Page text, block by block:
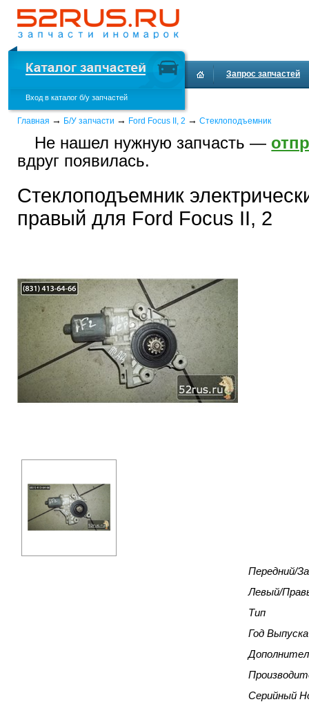
Вход в каталог б/у запчастей
Запрос запчастей
Главная → Б/У запчасти → Ford Focus II, 2 → Стеклоподъемник
Не нашел нужную запчасть —
вдруг появилась.
Стеклоподъемник
правый для Ford Focus II, 2
Передний/
Левый/
Тип
Год Выпуска
Серийный